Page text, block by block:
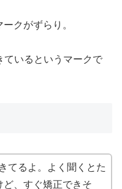
クがずらり。
ているというマークで
てるよ。よく聞くとた
ど、すぐ矯正できそ